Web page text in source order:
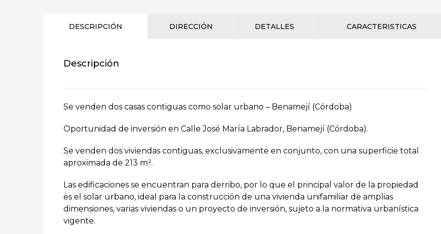
DESCRIPCIÓN DIRECCIÓN DETALLES CARACTERISTICAS
Descripción
Se venden dos casas contiguas como solar urbano – Benamejí (Córdoba)
Oportunidad de inversión en Calle José María Labrador, Benamejí (Córdoba).
Se venden dos viviendas contiguas, exclusivamente en conjunto, con una superficie total
aproximada de 213 m².
Las edificaciones se encuentran para derribo, por lo que el principal valor de la propiedad
es el solar urbano, ideal para la construcción de una vivienda unifamiliar de amplias
dimensiones, varias viviendas o un proyecto de inversión, sujeto a la normativa urbanística
vigente.